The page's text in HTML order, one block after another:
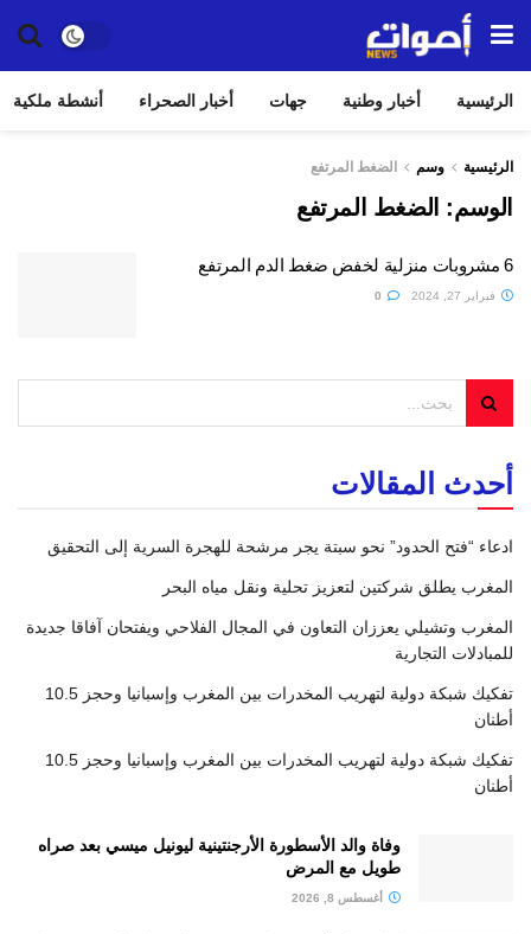
الرئيسية أخبار وطنية جهات أخبار الصحراء أنشطة ملكية
الرئيسية وسم الضغط المرتفع
الوسم: الضغط المرتفع
6 مشروبات منزلية لخفض ضغط الدم المرتفع
فبراير 27, 2024
أحدث المقالات
ادعاء “فتح الحدود” نحو سبتة يجر مرشحة للهجرة السرية إلى التحقيق
المغرب يطلق شركتين لتعزيز تحلية ونقل مياه البحر
المغرب وتشيلي يعززان التعاون في المجال الفلاحي ويفتحان آفاقا جديدة
للمبادلات التجارية
تفكيك شبكة دولية لتهريب المخدرات بين المغرب وإسبانيا وحجز 10.5
أطنان
تفكيك شبكة دولية لتهريب المخدرات بين المغرب وإسبانيا وحجز 10.5
أطنان
وفاة والد الأسطورة الأرجنتينية ليونيل ميسي بعد صراه
طويل مع المرض
أغسطس 8, 2026